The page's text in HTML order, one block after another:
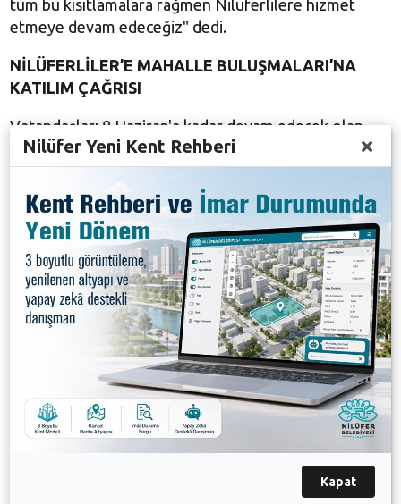
tüm bu kısıtlamalara rağmen Nilüferlilere hizmet
etmeye devam edeceğiz" dedi.
NİLÜFERLİLER’E MAHALLE BULUŞMALARI’NA
KATILIM ÇAĞRISI
Vatandaşları 8 Haziran'a kadar devam edecek olan
Mahalle Buluşmalarına katılmaya davet eden Başkan
Şadi Özdemir, "Fikirlerinizi ve önerilerinizi bizimle
paylaşın. Ortak akıl ile daha yaşanabilir bir Nilüfer inşa
edeceğiz" dedi.
Nilüfer Belediye Başkan Yardımcısı Emre Karagöz ise
"Bu buluşmalar, nasıl bir mahalle ve Nilüfer hayal
ettiğimizi paylaşacağımız yerler" diyerek, katılımcı
yaklaşımla ortaya konan fikir ve talepler
doğrultusunda Nilüfer'in önümüzdeki 5 yıl boyunca
vatandaşların istediği şekilde yönetileceğini vurguladı.
Nilüfer Belediyesi Strateji Geliştirme Müdürlüğü
çalışanları, etkinliğe katılan bölge sakinlerini stratejik
plan hakkında bilgilendirdi. Gencinden yaşlısına
toplumun her kesiminden vatandaş mahalleleriyle
ilgili fikir ve önerilerini dile getirdiler. Ortak akıl ile
Nilüfer Yeni Kent Rehberi
Kapat